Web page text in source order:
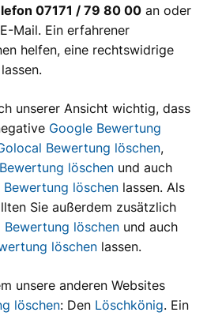
07171 / 79 80 00 an oder
Mail. Ein erfahrener
helfen, eine rechtswidrige
unserer Ansicht wichtig, dass
Google Bewertung
Bewertung löschen,
löschen und auch
löschen lassen. Als
Sie außerdem zusätzlich
Bewertung löschen und auch
löschen lassen.
unsere anderen Websites
löschen: Den Löschkönig. Ein